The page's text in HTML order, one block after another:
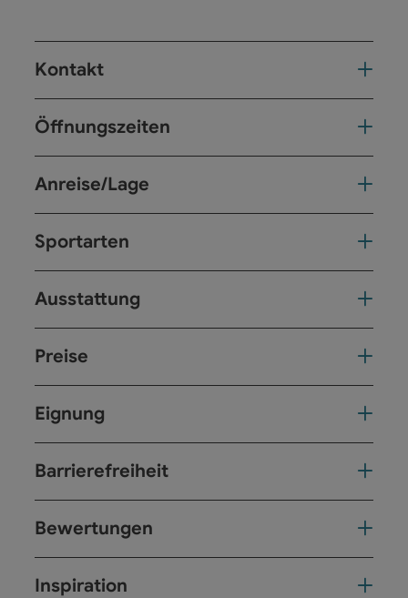
Kontakt
Öffnungszeiten
Anreise/Lage
Sportarten
Ausstattung
Preise
Eignung
Barrierefreiheit
Bewertungen
Inspiration